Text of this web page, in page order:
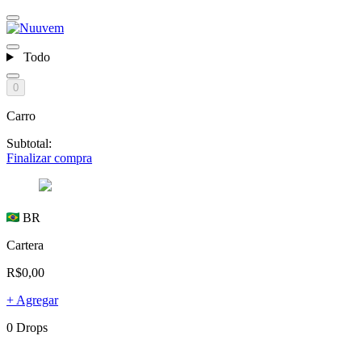
Todo
0
Carro
Subtotal:
Finalizar compra
BR
Cartera
R$0,00
+ Agregar
0 Drops